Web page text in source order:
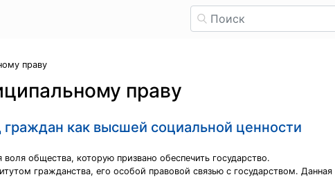
праву
праву
граждан как высшей социальной ценности
общества, которую призвано обеспечить государство.
гражданства, его особой правовой связью с государством. Данная